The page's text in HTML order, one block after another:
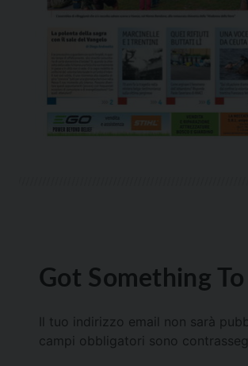
Got Something To
Il tuo indirizzo email non sarà
campi obbligatori sono